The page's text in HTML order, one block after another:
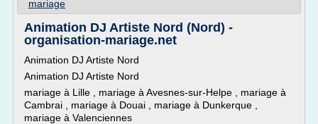
mariage
Animation DJ Artiste Nord (Nord) -
organisation-mariage.net
Animation DJ Artiste Nord
Animation DJ Artiste Nord
mariage à Lille , mariage à Avesnes-sur-Helpe , mariage à
Cambrai , mariage à Douai , mariage à Dunkerque ,
mariage à Valenciennes